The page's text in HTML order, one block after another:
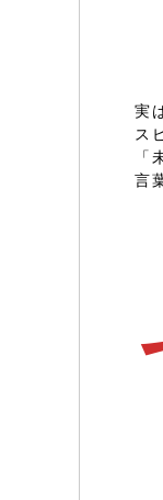
実
ス
「
言